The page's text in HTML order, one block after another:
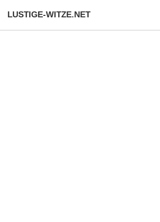
LUSTIGE-WITZE.NET